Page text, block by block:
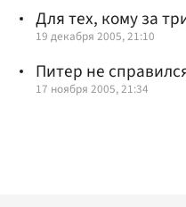
Для тех, кому за
19 декабря 2005, 21:10
Питер не
17 ноября 2005, 21:34